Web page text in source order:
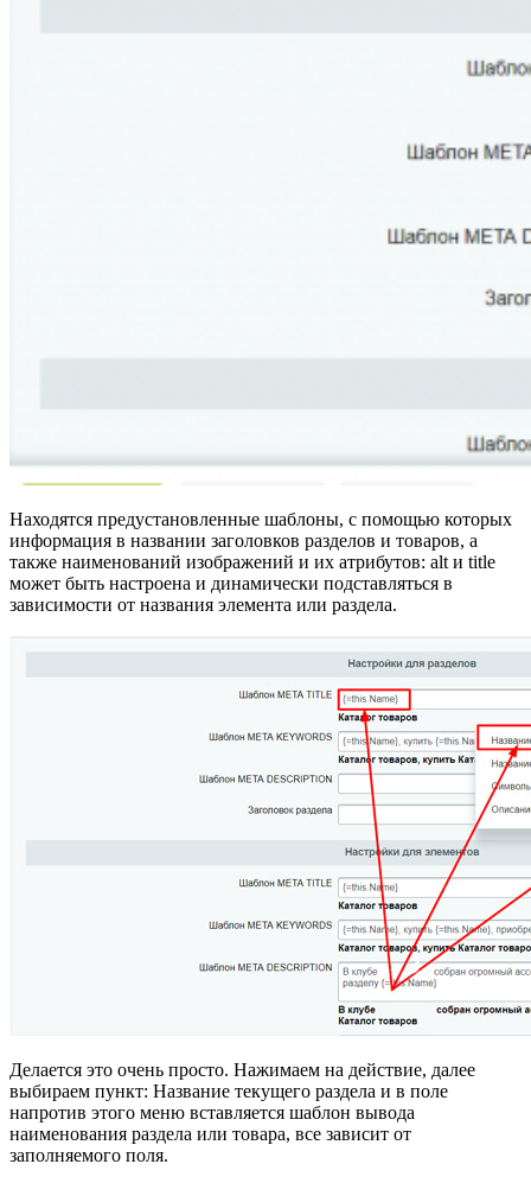
Находятся предустановленные шаблоны, с помощью которых
информация в названии заголовков разделов и товаров, а
также наименований изображений и их атрибутов: alt и title
может быть настроена и динамически подставляться в
зависимости от названия элемента или раздела.
Делается это очень просто. Нажимаем на действие, далее
выбираем пункт: Название текущего раздела и в поле
напротив этого меню вставляется шаблон вывода
наименования раздела или товара, все зависит от
заполняемого поля.